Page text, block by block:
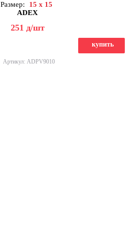
Размер:
15 x 15
ADEX
251 д/шт
купить
Артикул: ADPV9010